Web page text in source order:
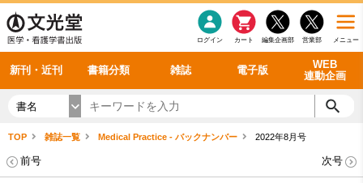
メニュー
営業部
編集企画部
カート
ログイン
新刊・近刊 書籍分類 雑誌 電子版
WEB
連動企画
感染症 老年医学
看護・介護
呼吸器
循環器
シリーズ一覧
雑誌投稿規定
理学療法
雑誌案内・年間購読 最新号 バックナンバー
電子書籍
電子雑誌
書籍「データに基づく臨床動作分析」WEB動画
書籍「眼手術学」WEB動画
書籍「神経症候学 II 改訂第二版」 WEB動画
新刊一覧
今後の発行予定
書名
TOP 雑誌一覧 Medical Practice - バックナンバー 2022年8月号
前号 次号